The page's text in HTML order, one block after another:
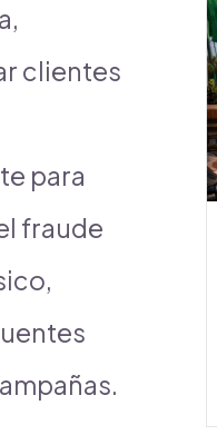
clientes
para
fraude